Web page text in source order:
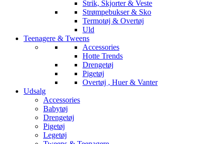
Strik, Skjorter & Veste
Strømpebukser & Sko
Termotøj & Overtøj
Uld
Teenagere & Tweens
Accessories
Hotte Trends
Drengetøj
Pigetøj
Overtøj , Huer & Vanter
Udsalg
Accessories
Babytøj
Drengetøj
Pigetøj
Legetøj